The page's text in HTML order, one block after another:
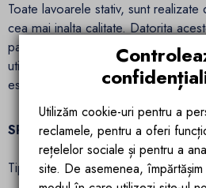
Toate lavoarele stativ, sunt
cea mai inalta calitate. Datorita
pastreaza culoarea si stralucirea
utilizare. Nuanta tuturor produselor
este pe deplin satisfacatoare!
SPECIFICATII TEHNICE:
Tip lavoar: stativ
Utilizăm cookie-uri pentru a
reclamele, pentru a oferi
rețelelor sociale și pentru a
site. De asemenea,